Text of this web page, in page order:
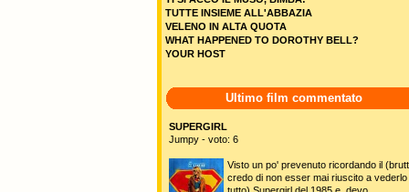
TUTTE INSIEME ALL'ABBAZIA
VELENO IN ALTA QUOTA
WHAT HAPPENED TO DOROTHY BELL?
YOUR HOST
Ultimo film commentato
SUPERGIRL
Jumpy - voto: 6
Visto un po' prevenuto ricordando il
credo di non esser mai riuscito a vederlo